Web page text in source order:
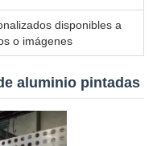
disponibles a
o imágenes
aluminio pintadas